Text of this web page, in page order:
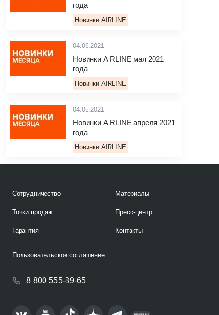
года
Новинки AIRLINE
04.06.2021
Новинки AIRLINE мая 2021
года
Новинки AIRLINE
04.05.2021
Новинки AIRLINE апреля 2021
года
Новинки AIRLINE
Сотрудничество
Точки продаж
Гарантия
Материалы
Пресс-центр
Контакты
8 800 555-89-65
Пользовательское соглашение